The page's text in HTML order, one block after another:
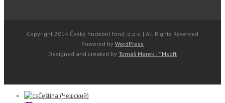
Copyright 2014 Český hudební fond, o.p.s. | All Rights Reserved
Powered by WordPress
Designed and created by Tomáš Marek - TMsoft
Čeština (Чешский)